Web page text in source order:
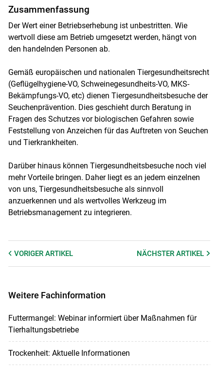
Zusammenfassung
Der Wert einer Betriebserhebung ist unbestritten. Wie
wertvoll diese am Betrieb umgesetzt werden, hängt von
den handelnden Personen ab.
Gemäß europäischen und nationalen Tiergesundheitsrecht
(Geflügelhygiene-VO, Schweinegesundheits-VO, MKS-
Bekämpfungs-VO, etc) dienen Tiergesundheitsbesuche der
Seuchenprävention. Dies geschieht durch Beratung in
Fragen des Schutzes vor biologischen Gefahren sowie
Feststellung von Anzeichen für das Auftreten von Seuchen
und Tierkrankheiten.
Darüber hinaus können Tiergesundheitsbesuche noch viel
mehr Vorteile bringen. Daher liegt es an jedem einzelnen
von uns, Tiergesundheitsbesuche als sinnvoll
anzuerkennen und als wertvolles Werkzeug im
Betriebsmanagement zu integrieren.
VORIGER ARTIKEL NÄCHSTERARTIKEL
Weitere Fachinformation
Futtermangel: Webinar informiert über Maßnahmen für
Tierhaltungsbetriebe
Trockenheit: Aktuelle Informationen